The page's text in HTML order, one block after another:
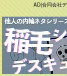
AD(合同会社